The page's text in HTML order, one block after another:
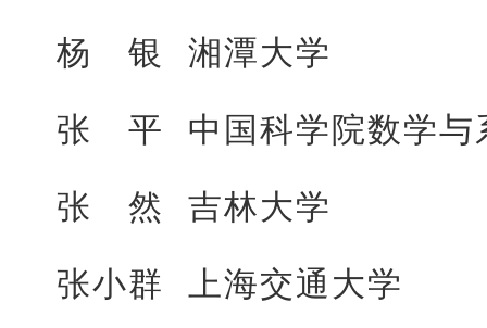
杨 银 湘潭大学
张 平 中国科学院数学与
张 然 吉林大学
张小群 上海交通大学